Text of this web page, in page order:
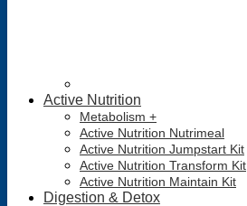
Active Nutrition
Metabolism +
Active Nutrition Nutrimeal
Active Nutrition Jumpstart Kit
Active Nutrition Transform Kit
Active Nutrition Maintain Kit
Digestion & Detox